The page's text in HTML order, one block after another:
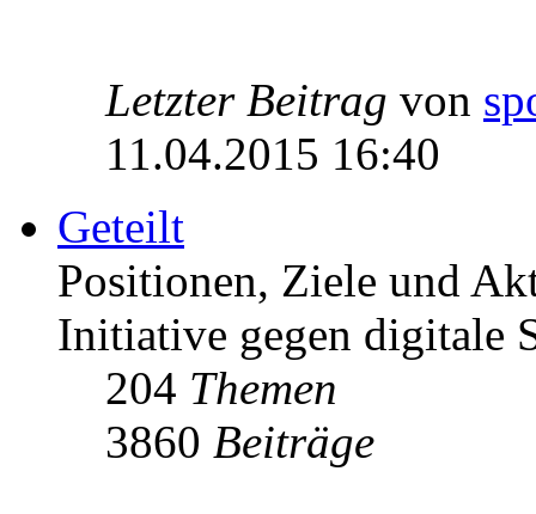
Letzter Beitrag von
11.04.2015 16:40
Geteilt
Positionen, Ziele und
Initiative gegen digitale
204 Themen
3860 Beiträge